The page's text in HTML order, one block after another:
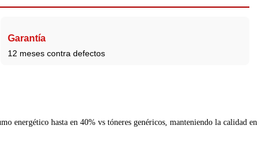
Garantía
12 meses contra defectos
energético hasta en 40% vs tóneres genéricos, manteniendo la calidad en